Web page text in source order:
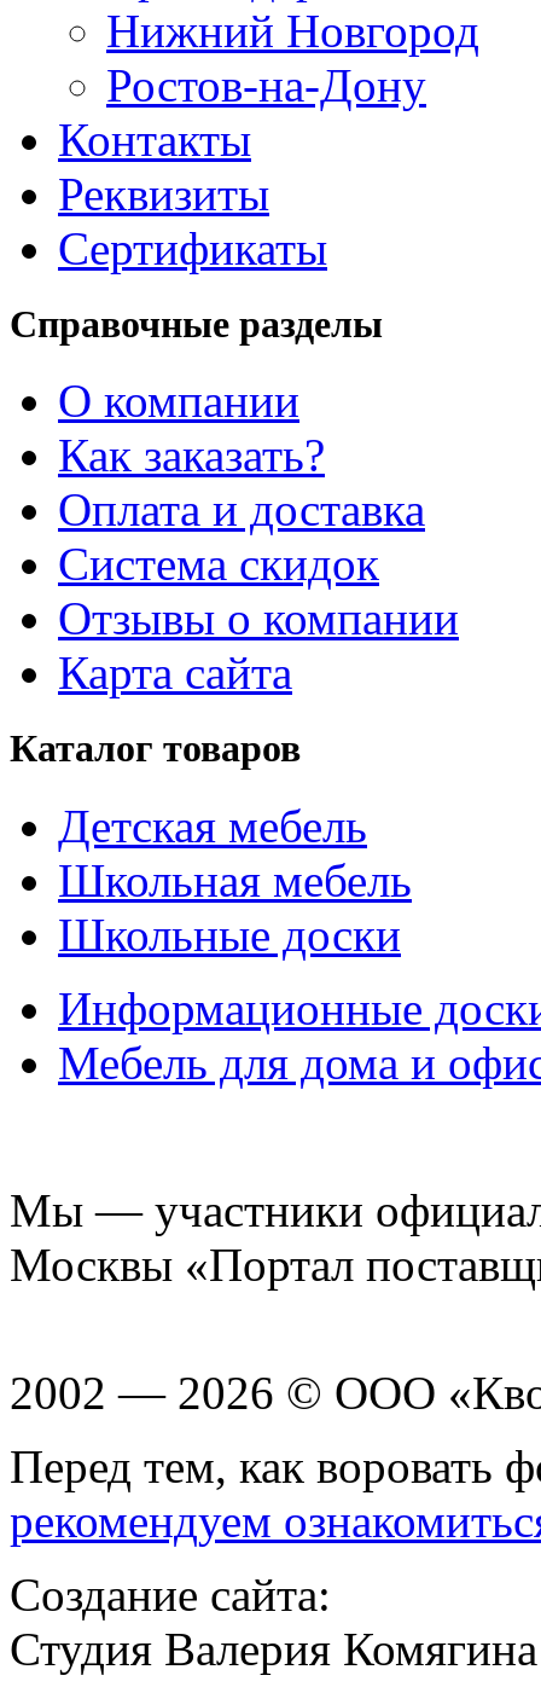
Нижний Новгород
Ростов-на-Дону
Контакты
Реквизиты
Сертификаты
Справочные разделы
О компании
Как заказать?
Оплата и доставка
Система скидок
Отзывы о компании
Карта сайта
Каталог товаров
Детская мебель
Школьная мебель
Школьные доски
Информационные
Мебель для дома и
Мы — участники
Москвы «Портал
2002 — 2026 © ООО
Перед тем, как воровать
рекомендуем
Создание сайта:
Студия Валерия Комягина